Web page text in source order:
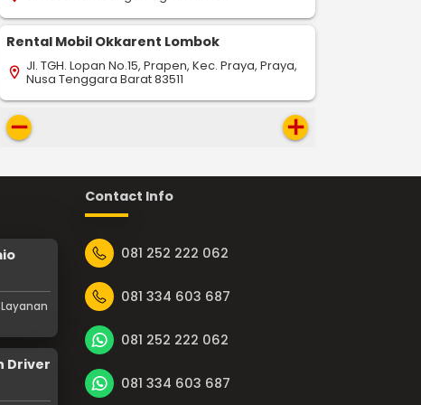
Rental Mobil Okkarent Lombok
location_on Jl. TGH. Lopan No.15, Prapen, Kec. Praya, Praya,
Nusa Tenggara Barat 83511
remove add
Driver
Contact Info
081 252 222 062
081 334 603 687
081 252 222 062
081 334 603 687